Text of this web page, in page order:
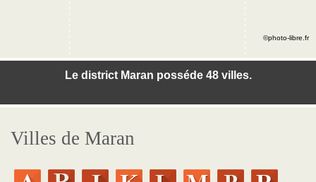
Le district Maran posséde 48 villes.
©photo-libre.fr
Villes de Maran